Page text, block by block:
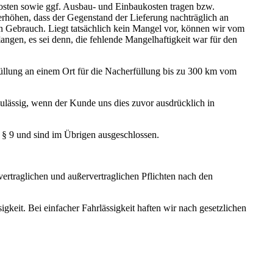
sowie ggf. Ausbau- und Einbaukosten tragen bzw.
dass der Gegenstand der Lieferung nachträglich an
Gebrauch. Liegt tatsächlich kein Mangel vor, können wir vom
es sei denn, die fehlende Mangelhaftigkeit war für den
an einem Ort für die Nacherfüllung bis zu 300 km vom
wenn der Kunde uns dies zuvor ausdrücklich in
9 und sind im Übrigen ausgeschlossen.
und außervertraglichen Pflichten nach den
Bei einfacher Fahrlässigkeit haften wir nach gesetzlichen